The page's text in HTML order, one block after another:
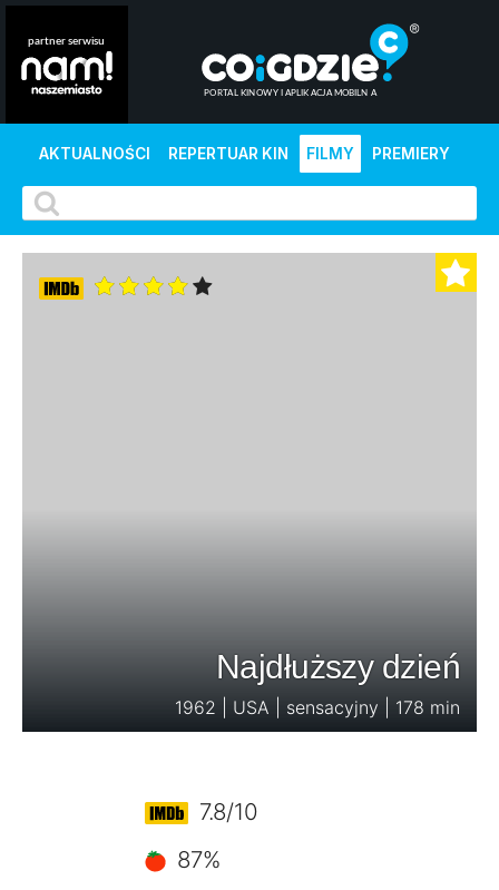
AKTUALNOŚCI REPERTUAR KIN FILMY PREMIERY
Najdłuższy dzień
1962 | USA | sensacyjny | 178 min
7.8/10
87%